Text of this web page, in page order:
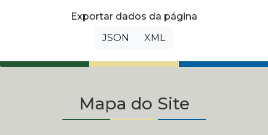
Exportar dados da página
JSON
XML
Mapa do Site